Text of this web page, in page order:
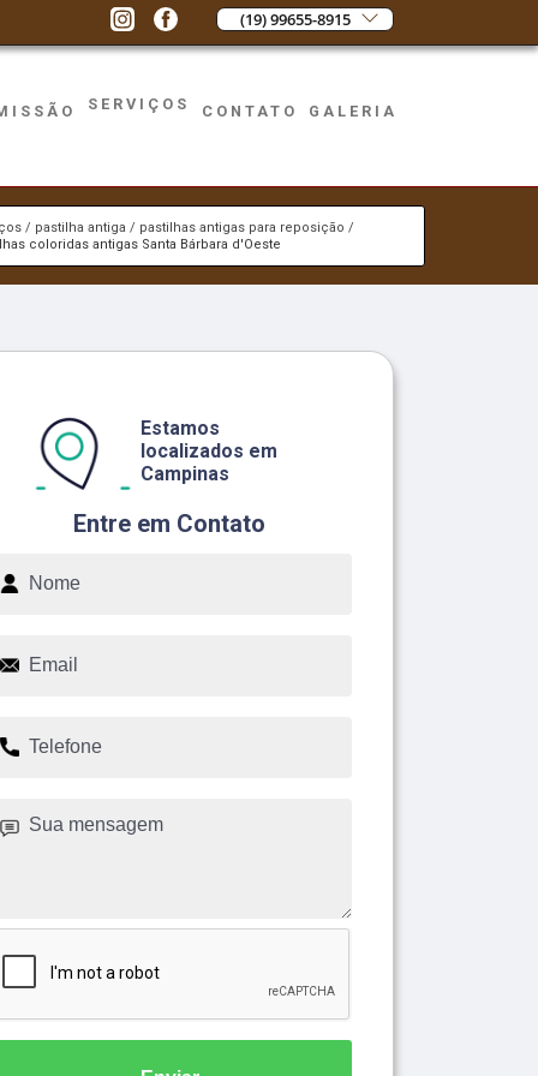
(19) 99655-8915
SERVIÇOS CONTATO GALERIA
pastilha antiga
pastilhas antigas para reposição
coloridas antigas Santa Bárbara d'Oeste
Entre em Contato
Estamos
localizados em
Campinas